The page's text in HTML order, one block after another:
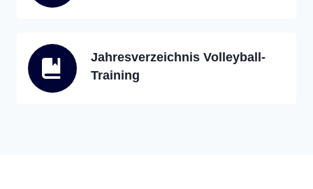
Jahresverzeichnis Volleyball-
Training